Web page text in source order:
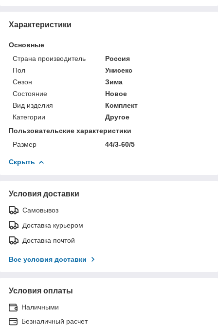
Характеристики
Основные
Страна производитель
Россия
Пол
Унисекс
Сезон
Зима
Состояние
Новое
Вид изделия
Комплект
Категории
Другое
Пользовательские характеристики
Размер
44/3-60/5
Скрыть
Условия доставки
Самовывоз
Доставка курьером
Доставка почтой
Все условия доставки
Условия оплаты
Наличными
Безналичный расчет